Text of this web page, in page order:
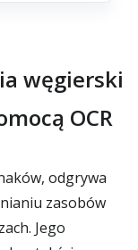
węgierski
OCR
odgrywa
zasobów
Jego